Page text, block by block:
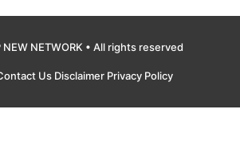
NETWORK • All rights reserved
Us Disclaimer Privacy Policy